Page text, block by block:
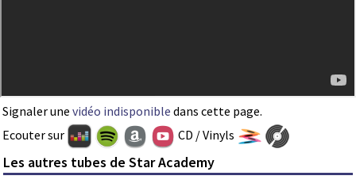
Signaler une vidéo indisponible dans cette page.
Ecouter sur
CD / Vinyls
Les autres tubes de Star Academy